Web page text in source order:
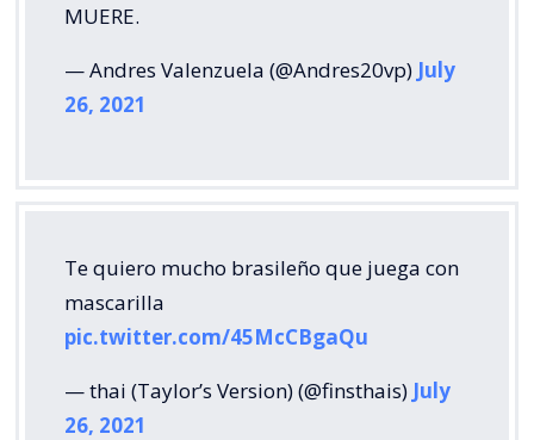
MUERE.
— Andres Valenzuela (@Andres20vp) July
26, 2021
Te quiero mucho brasileño que juega con
mascarilla
pic.twitter.com/45McCBgaQu
— thai (Taylor’s Version) (@finsthais) July
26, 2021